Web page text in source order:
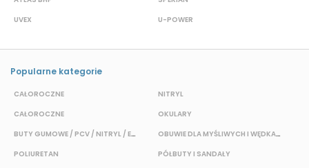
UVEX
U-POWER
Popularne kategorie
CAŁOROCZNE
CAŁOROCZNE
BUTY GUMOWE / PCV / NITRYL / EVA
POLIURETAN
NITRYL
OKULARY
OBUWIE DLA MYŚLIWYCH I WĘDKARZY
PÓŁBUTY I SANDAŁY